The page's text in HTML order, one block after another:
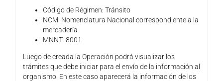
Código de Régimen: Tránsito
NCM: Nomenclatura Nacional correspondiente a la
mercadería
MNNT: 8001
Luego de creada la Operación podrá visualizar los
trámites que debe iniciar para el envío de la información al
organismo. En este caso aparecerá la información de los